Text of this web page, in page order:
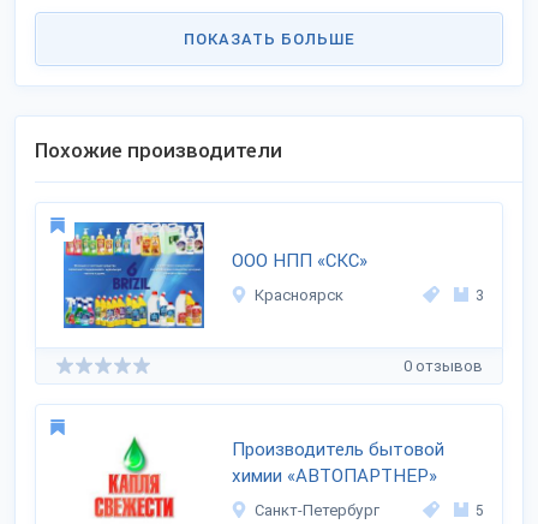
ПОКАЗАТЬ БОЛЬШЕ
Похожие производители
ООО НПП «СКС»
Красноярск 3
0 отзывов
Производитель бытовой
химии «АВТОПАРТНЕР»
Санкт-Петербург 5